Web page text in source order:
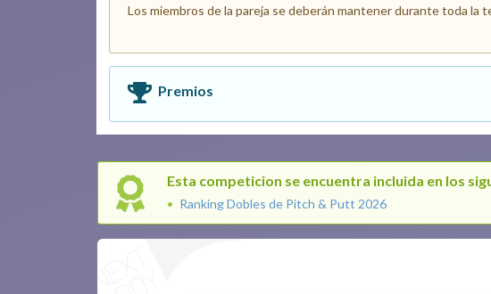
Los miembros de la pareja se deberán mantener durante toda
Premios
Esta competicion se encuentra incluida en los
Ranking Dobles de Pitch & Putt 2026